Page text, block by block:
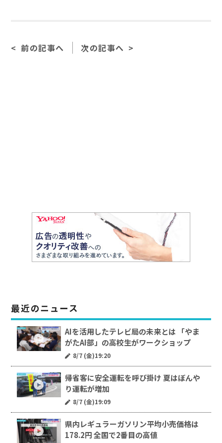
b
前の記事へ 次の記事へ
最近のニュース
AIを活用したテレビ局の未来とは 「やま
がたAI部」の高校生がワークショップ
8/7 (金)19:20
帰省客に安全運転を呼び掛け 夏はぼんや
り運転が増加
8/7 (金)19:09
県内レギュラーガソリン平均小売価格は
178.2円 全国で2番目の高値